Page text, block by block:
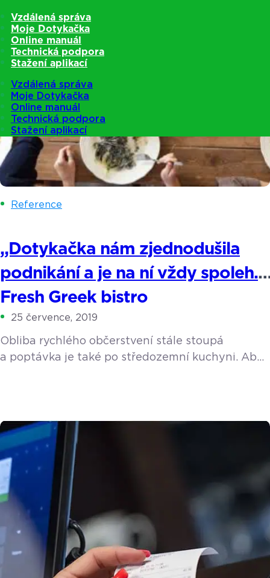
Vzdálená správa
Moje Dotykačka
Online manuál
Technická podpora
Stažení aplikací
Vzdálená správa
Moje Dotykačka
Online manuál
Technická podpora
Stažení aplikací
Reference
„Dotykačka nám zjednodušila
podnikání a je na ní vždy spoleh.“
Fresh Greek bistro
25 července, 2019
Obliba rychlého občerstvení stále stoupá
a poptávka je také po středozemní kuchyni. Aby
létat až do Řecka. Stačí se zastavit
v příjemném Fresh Greek bistru na Praze 6.
Jedná se o jednu ze čtyř poboček, která se jako
jediná specializuje právě […]